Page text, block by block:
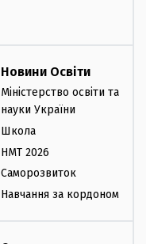
Новини Освіти
Міністерство освіти та
науки України
Школа
НМТ 2026
Саморозвиток
Навчання за кордоном